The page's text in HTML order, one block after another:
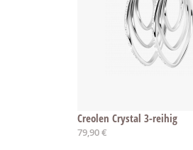
Creolen Crystal 3-reihig
79,90 €